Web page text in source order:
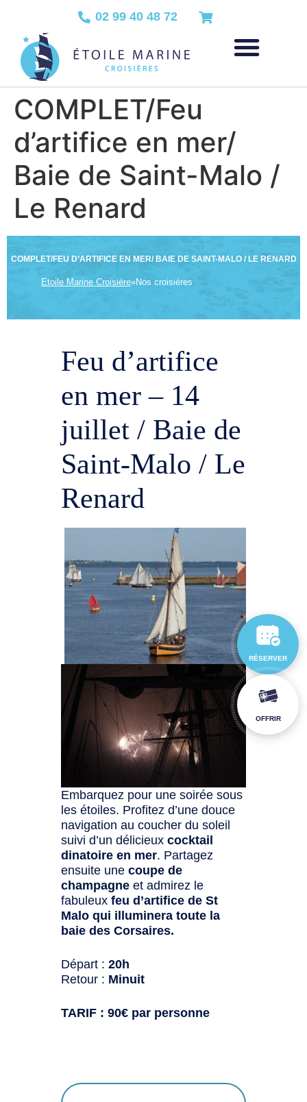
02 99 40 48 72
COMPLET/Feu
d’artifice en mer/
Baie de Saint-Malo /
Le Renard
COMPLET/FEU D’ARTIFICE EN MER/ BAIE DE SAINT-MALO / LE RENARD
Etoile Marine Croisière»Nos croisières
Feu d’artifice
en mer – 14
juillet / Baie de
Saint-Malo / Le
Renard
Embarquez pour une soirée sous
les étoiles. Profitez d’une douce
navigation au coucher du soleil
suivi d’un délicieuxcocktail
dinatoire en mer. Partagez
ensuite unecoupe de
champagne et admirez le
fabuleuxfeu d’artifice de St
Malo qui illuminera toute la
baie des Corsaires.
Départ :20h
Retour : Minuit
TARIF : 90€ par personne
RÉSERVER
OFFRIR